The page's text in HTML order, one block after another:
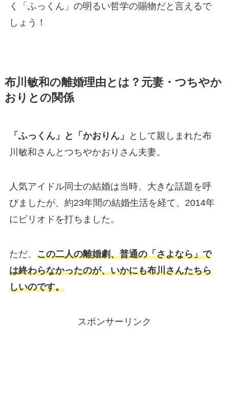
く「ふっくん」の明るい哲学の賜物だと言えるで
しょう！
布川敏和の離婚理由とは？元妻・つちやか
おりとの関係
「ふっくん」と「かおりん」
として親しまれた布
川敏和さんとつちやかおりさん夫妻。
人気アイドル同士の結婚は当時、大きな話題を呼
びましたが、約23年間の結婚生活を経て、2014年
にピリオドを打ちました。
ただ、 この二人の離婚劇、普通の「さよなら」で
は終わらなかったのが、いかにも布川さんたちら
しいのです。
スポンサーリンク